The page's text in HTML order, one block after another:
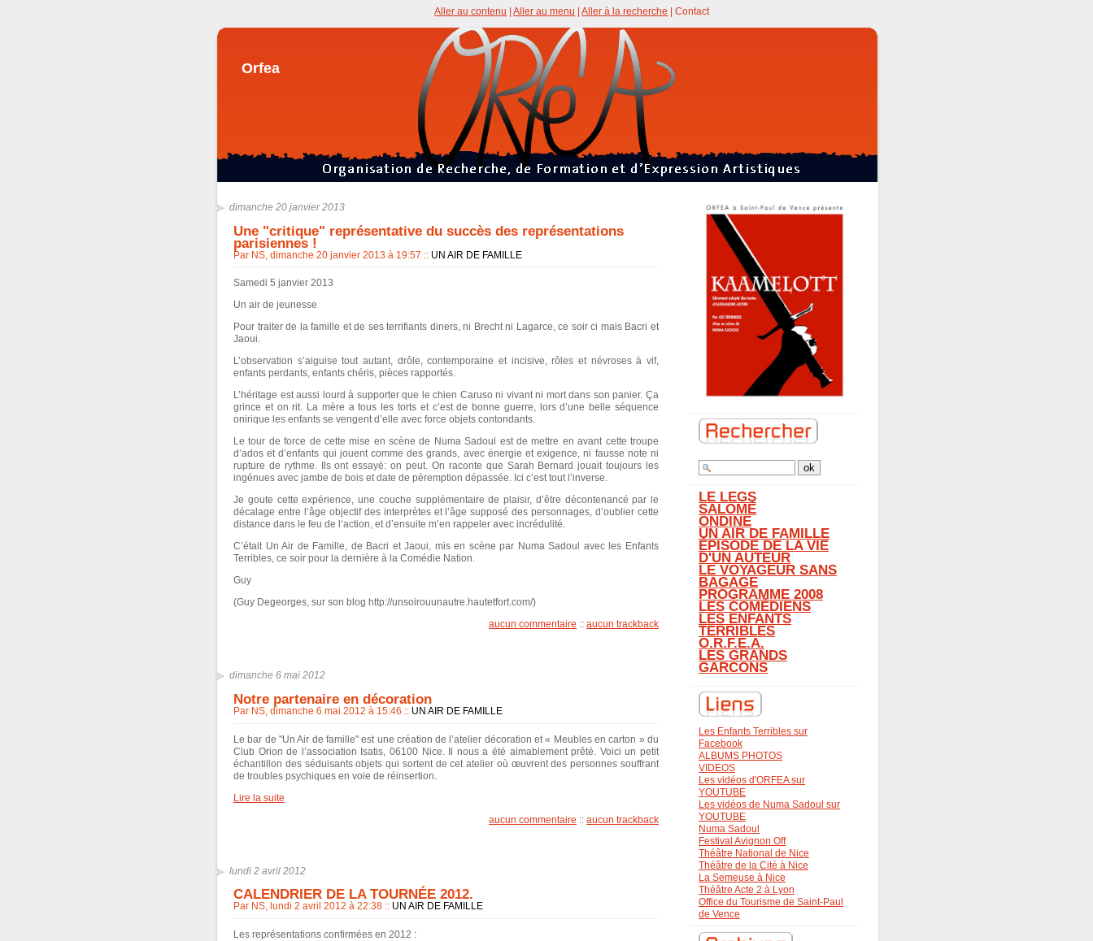
Orfea
Aller au contenu |Aller au menu |Aller à la recherche |Contact
dimanche 20 janvier 2013
Une "critique" représentative du succès des représentations
parisiennes !
Par NS, dimanche 20 janvier 2013 à 19:57 :: UN AIR DE FAMILLE
Samedi 5 janvier 2013
Un air de jeunesse
Pour traiter de la famille et de ses terrifiants diners, ni Brecht ni Lagarce, ce soir ci mais Bacri et
Jaoui.
L’observation s’aiguise tout autant, drôle, contemporaine et incisive, rôles et névroses à vif,
enfants perdants, enfants chéris, pièces rapportés.
L’héritage est aussi lourd à supporter que le chien Caruso ni vivant ni mort dans son panier. Ça
grince et on rit. La mère a tous les torts et c’est de bonne guerre, lors d’une belle séquence
onirique les enfants se vengent d’elle avec force objets contondants.
Le tour de force de cette mise en scène de Numa Sadoul est de mettre en avant cette troupe
d’ados et d’enfants qui jouent comme des grands, avec énergie et exigence, ni fausse note ni
rupture de rythme. Ils ont essayé: on peut. On raconte que Sarah Bernard jouait toujours les
ingénues avec jambe de bois et date de péremption dépassée. Ici c’est tout l’inverse.
Je goute cette expérience, une couche supplémentaire de plaisir, d’être décontenancé par le
décalage entre l’âge objectif des interprètes et l’âge supposé des personnages, d’oublier cette
distance dans le feu de l‘action, et d’ensuite m’en rappeler avec incrédulité.
C’était Un Air de Famille, de Bacri et Jaoui, mis en scène par Numa Sadoul avec les Enfants
Terribles, ce soir pour la dernière à la Comédie Nation.
Guy
(Guy Degeorges, sur son blog http://unsoirouunautre.hautetfort.com/)
aucun commentaire :: aucun trackback
dimanche 6 mai 2012
Notre partenaire en décoration
Par NS, dimanche 6 mai 2012 à 15:46 :: UN AIR DE FAMILLE
Le bar de "Un Air de famille" est une création de l’atelier décoration et « Meubles en carton » du
Club Orion de l’association Isatis, 06100 Nice. Il nous a été aimablement prêté. Voici un petit
échantillon des séduisants objets qui sortent de cet atelier où œuvrent des personnes souffrant
de troubles psychiques en voie de réinsertion.
Lire la suite
aucun commentaire :: aucun trackback
lundi 2 avril 2012
CALENDRIER DE LA TOURNÉE 2012.
Par NS, lundi 2 avril 2012 à 22:38 :: UN AIR DE FAMILLE
Les représentations confirmées en 2012 :
LE LEGS
SALOMÉ
ONDINE
UN AIR DE FAMILLE
ÉPISODE DE LA VIE
D'UN AUTEUR
LE VOYAGEUR SANS
BAGAGE
PROGRAMME 2008
LES COMÉDIENS
LES ENFANTS
TERRIBLES
O.R.F.E.A.
LES GRANDS
GARCONS
Les Enfants Terribles sur
Facebook
ALBUMS PHOTOS
VIDEOS
Les vidéos d'ORFEA sur
YOUTUBE
Les vidéos de Numa Sadoul sur
YOUTUBE
Numa Sadoul
Festival Avignon Off
Théâtre National de Nice
Théâtre de la Cité à Nice
La Semeuse à Nice
Théâtre Acte 2 à Lyon
Office du Tourisme de Saint-Paul
de Vence